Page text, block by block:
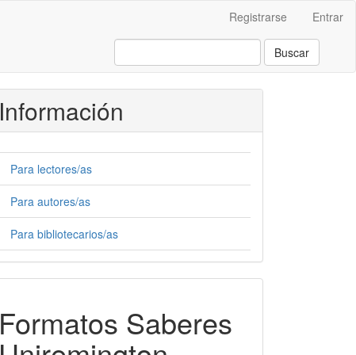
Registrarse Entrar
Buscar
Información
Para lectores/as
Para autores/as
Para bibliotecarios/as
Saberes
Formatos Saberes